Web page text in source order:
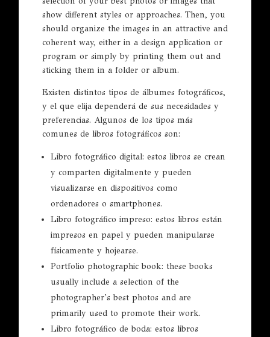
show different styles or approaches. Then, you
should organize the images in an attractive and
coherent way, either in a design application or
program or simply by printing them out and
sticking them in a folder or album.
Existen distintos tipos de álbumes fotográficos,
y el que elija dependerá de sus necesidades y
preferencias. Algunos de los tipos más
comunes de libros fotográficos son:
Libro fotográfico digital: estos libros se crean
y comparten digitalmente y pueden
visualizarse en dispositivos como
ordenadores o smartphones.
Libro fotográfico impreso: estos libros están
impresos en papel y pueden manipularse
físicamente y hojearse.
Portfolio photographic book: these books
usually include a selection of the
photographer's best photos and are
primarily used to promote their work.
Libro fotográfico de boda: estos libros